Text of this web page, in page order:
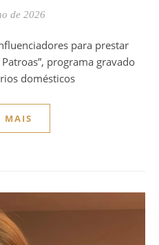
de 2026
programa gravado
domésticos
MAIS